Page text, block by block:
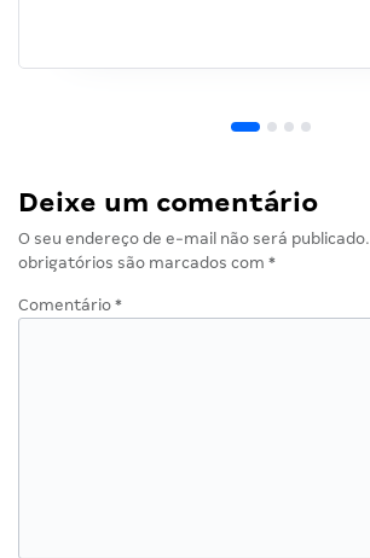
Deixe um comentário
O seu endereço de e-mail não será publicado.
obrigatórios são marcados com *
Comentário *